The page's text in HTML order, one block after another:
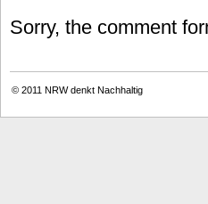
Sorry, the comment
© 2011 NRW denkt Nachhaltig